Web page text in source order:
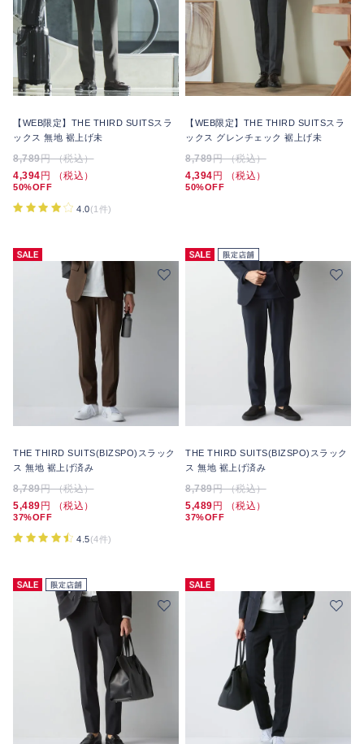
【WEB限定】THE THIRD SUITSスラ
ックス 無地 裾上げ未
8,789円 （税込）
4,394円 （税込）
50%OFF
4.0(1件)
【WEB限定】THE THIRD SUITSスラ
ックス グレンチェック 裾上げ未
8,789円 （税込）
4,394円 （税込）
50%OFF
THE THIRD SUITS(BIZSPO)スラック
ス 無地 裾上げ済み
8,789円 （税込）
5,489 円 （税込）
37%OFF
4.5(4件)
THE THIRD SUITS(BIZSPO)スラック
ス 無地 裾上げ済み
8,789円 （税込）
5,489 円 （税込）
37%OFF